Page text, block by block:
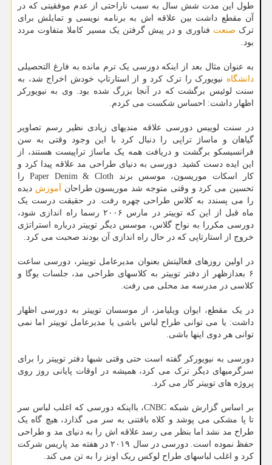
طول این مدت شش سال به سبب ناراحتی از عدم موفقیتی که در
آن مقطع داشت بین علاقه اش به برنامه نویسی و تمایلش برای
ترک صنعت فناوری و در پیش گرفتن یک مسیر کاملا متفاوت مردد
بود.
به عنوان مثال بعد از اینکه دورسی یک ترم مانده به فارغ التحصیلی
دانشگاه نیویورک را ترک کرد و از استارتاپ خودش اخراج شد، به
سنت لوئیس برگشت که در آنجا بزرگ شده بود. وی به نیویورکر
اظهار داشت: احساس شکست می کردم.
در سنت لوییس دورسی علاقه مندیهای زیادی نظیر رسم تصاویر
گیاهان و ماساژ تراپی را دنبال کرد با این وجود وقتی به سن
فرانسیسکو برگشت و دریافت همه یک ماساژ تراپیست هستند، از
این ایده دست کشید. دورسی به دنیای طراحی مد علاقه پیدا کرد و
کار اسکات موریسون، موسس برند Paper Denim & Cloth را
تحسین می کرد و وقتی متوجه شد موریسون طراحان آموزش دیده
را می پسندد به کلاس طراحی چهره رفت. در حقیقت درست یک
ماه قبل از این که توییتر در مارس ۲۰۰۶ رسما راه اندازی شود،
دورسی مکررا به نواح گلاس، موسس دیگر توییتر درباره استراتژی
خروج از استارتاپی که در حال راه اندازی آن بودند صحبت می کرد.
در اولین روزهای فعالیتش بعنوان مدیرعامل توییتر، دورسی ساعت
۶ بعدازظهر از دفتر توییتر به کلاسهای طراحی مد، جلسات یوگا و
کلاسی در مدرسه مد محلی می رفت.
در یک مقطع، ایوان ویلیامز، از موسسان توییتر به دورسی اظهار
داشت: یا می توانی طراح لباس باشی یا مدیرعامل توییتر اما نمی
توانی هر دوی اینها باشی.
دورسی به نیویورکر گفته است حتی وقتی شبها دفتر توییتر را برای
سرگرمیهای دیگر ترک می کرد، همیشه در اوقات پایانی روز روی
پروژه های توییتر کار می کرد.
بر اساس گزارش شبکه CNBC، بااینکه دورسی که اغلب لباس سر
تا پا مشکی می پوشد و کلاه بافتنی به سر می گذارد، هیچ گاه یک
طراح مد نشد اما بنظر می رسد علاقه اش را به دنیای مد و طراحی
حفظ نموده است. دورسی در سال ۲۰۱۹ در هفته مد پاریس شرکت
کرد و اغلب لباسهای طراح لوکس ریک اونز را به تن می کند.